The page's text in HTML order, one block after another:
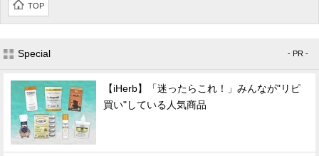
TOP
Special - PR -
【iHerb】「迷ったらこれ！」みんなが"リピ
買い"している人気商品